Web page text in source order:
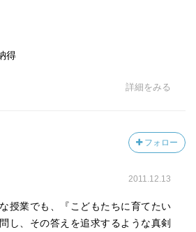
得
詳細をみる
フォロー
2011.12.13
授業でも、『こどもたちに育てたい
し、その答えを追求するような真剣